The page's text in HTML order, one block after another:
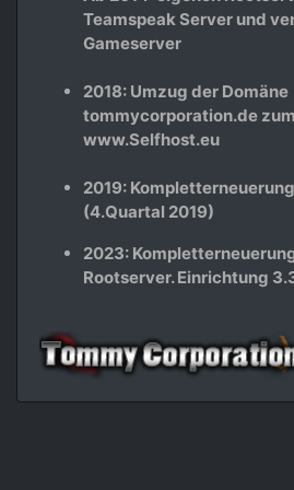
Teamspeak Server und
Gameserver
2018: Umzug der Domäne
tommycorporation.de
www.Selfhost.eu
2019:
(4.Quartal 2019)
2023:
Rootserver. Einrichtung